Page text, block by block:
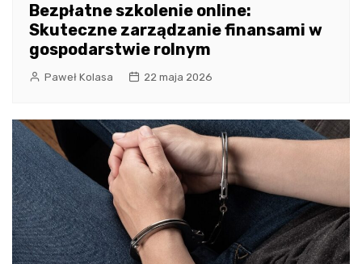
Bezpłatne szkolenie online:
Skuteczne zarządzanie finansami w
gospodarstwie rolnym
Paweł Kolasa 22 maja 2026